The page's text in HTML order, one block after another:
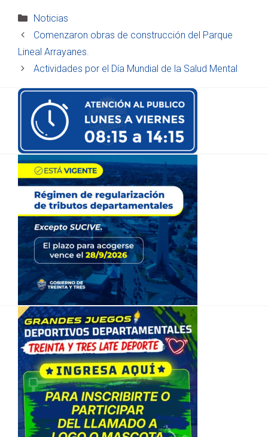
Categorías
Noticias
Comenzaron obras de construcción del Parque
Lineal Arrayanes.
Actividades por el Día Mundial de la Salud Mental